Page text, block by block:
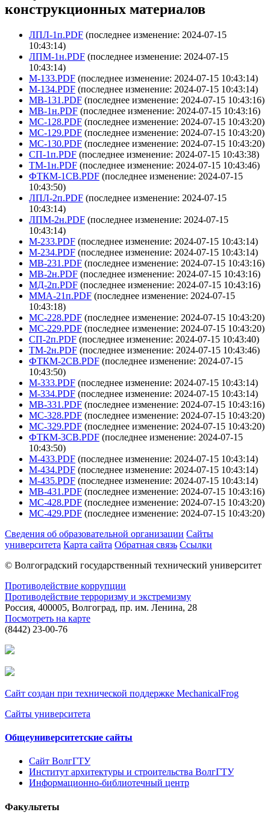
конструкционных материалов
ЛПЛ-1п.PDF (последнее изменение: 2024-07-15
10:43:14)
ЛПМ-1н.PDF (последнее изменение: 2024-07-15
10:43:14)
М-133.PDF (последнее изменение: 2024-07-15 10:43:14)
М-134.PDF (последнее изменение: 2024-07-15 10:43:14)
МВ-131.PDF (последнее изменение: 2024-07-15 10:43:16)
МВ-1н.PDF (последнее изменение: 2024-07-15 10:43:16)
МС-128.PDF (последнее изменение: 2024-07-15 10:43:20)
МС-129.PDF (последнее изменение: 2024-07-15 10:43:20)
МС-130.PDF (последнее изменение: 2024-07-15 10:43:20)
СП-1п.PDF (последнее изменение: 2024-07-15 10:43:38)
ТМ-1н.PDF (последнее изменение: 2024-07-15 10:43:46)
ФТКМ-1СВ.PDF (последнее изменение: 2024-07-15
10:43:50)
ЛПЛ-2п.PDF (последнее изменение: 2024-07-15
10:43:14)
ЛПМ-2н.PDF (последнее изменение: 2024-07-15
10:43:14)
М-233.PDF (последнее изменение: 2024-07-15 10:43:14)
М-234.PDF (последнее изменение: 2024-07-15 10:43:14)
МВ-231.PDF (последнее изменение: 2024-07-15 10:43:16)
МВ-2н.PDF (последнее изменение: 2024-07-15 10:43:16)
МД-2п.PDF (последнее изменение: 2024-07-15 10:43:16)
ММА-21п.PDF (последнее изменение: 2024-07-15
10:43:18)
МС-228.PDF (последнее изменение: 2024-07-15 10:43:20)
МС-229.PDF (последнее изменение: 2024-07-15 10:43:20)
СП-2п.PDF (последнее изменение: 2024-07-15 10:43:40)
ТМ-2н.PDF (последнее изменение: 2024-07-15 10:43:46)
ФТКМ-2СВ.PDF (последнее изменение: 2024-07-15
10:43:50)
М-333.PDF (последнее изменение: 2024-07-15 10:43:14)
М-334.PDF (последнее изменение: 2024-07-15 10:43:14)
МВ-331.PDF (последнее изменение: 2024-07-15 10:43:16)
МС-328.PDF (последнее изменение: 2024-07-15 10:43:20)
МС-329.PDF (последнее изменение: 2024-07-15 10:43:20)
ФТКМ-3СВ.PDF (последнее изменение: 2024-07-15
10:43:50)
М-433.PDF (последнее изменение: 2024-07-15 10:43:14)
М-434.PDF (последнее изменение: 2024-07-15 10:43:14)
М-435.PDF (последнее изменение: 2024-07-15 10:43:14)
МВ-431.PDF (последнее изменение: 2024-07-15 10:43:16)
МС-428.PDF (последнее изменение: 2024-07-15 10:43:20)
МС-429.PDF (последнее изменение: 2024-07-15 10:43:20)
Сведения об образовательной организации Сайты
университета Карта сайта Обратная связь Ссылки
© Волгоградский государственный технический университет
Противодействие коррупции
Противодействие терроризму и экстремизму
Россия, 400005, Волгоград, пр. им. Ленина, 28
Посмотреть на карте
(8442) 23-00-76
Сайт создан при технической поддержке MechanicalFrog
Сайты университета
Общеуниверситетские сайты
Сайт ВолгГТУ
Институт архитектуры и строительства ВолгГТУ
Информационно-библиотечный центр
Факультеты